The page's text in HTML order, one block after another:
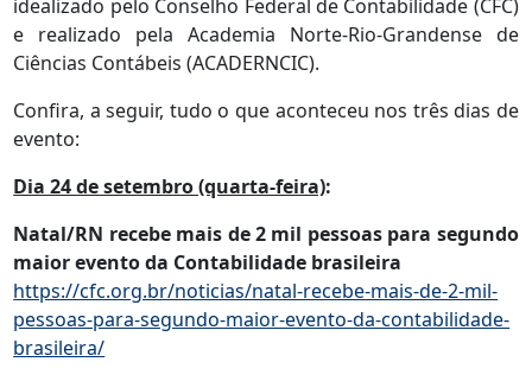
idealizado pelo Conselho Federal de Contabilidade (CFC)
e realizado pela Academia Norte-Rio-Grandense de
Ciências Contábeis (ACADERNCIC).
Confira, a seguir, tudo o que aconteceu nos três dias de
evento:
Dia 24 de setembro (quarta-feira):
Natal/RN recebe mais de 2 mil pessoas para segundo
maior evento da Contabilidade brasileira
https://cfc.org.br/noticias/natal-recebe-mais-de-2-mil-
pessoas-para-segundo-maior-evento-da-contabilidade-
brasileira/